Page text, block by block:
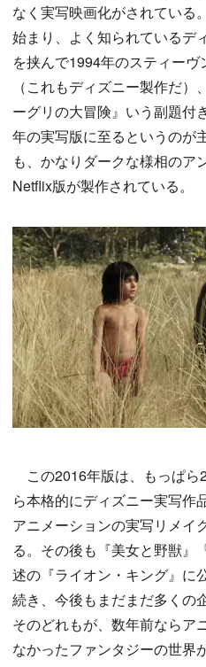
なく実写映画化がされている
始まり、よく知られているデ
を挟んで1994年のスティー
（これもディズニー製作だ
ーグリの大冒険』いう副題付
年の実写版に至るというのが
も、かなりダークな様相のア
Netflix版が製作されている。
この2016年版は、もっぱら
ら本格的にディズニー実写作
アニメーションの実写リメイ
る。その後も『美女と野獣』
述の『ライオン・キング』に
続き、今後もまだまだ多くの
そのどれもが、数年前ならア
なかったファンタジーの世界